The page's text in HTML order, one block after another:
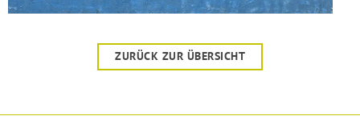
ZURÜCK ZUR ÜBERSICHT